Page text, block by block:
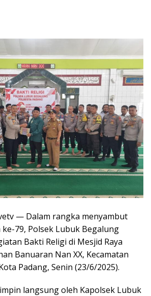
— Dalam rangka menyambut
79, Polsek Lubuk Begalung
Bakti Religi di Mesjid Raya
Banuaran Nan XX, Kecamatan
Padang, Senin (23/6/2025).
langsung oleh Kapolsek Lubuk